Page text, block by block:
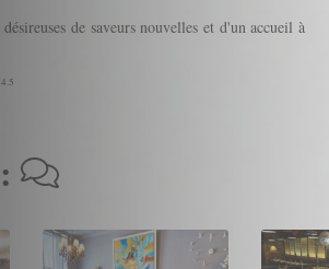
de saveurs nouvelles et d'un accueil à